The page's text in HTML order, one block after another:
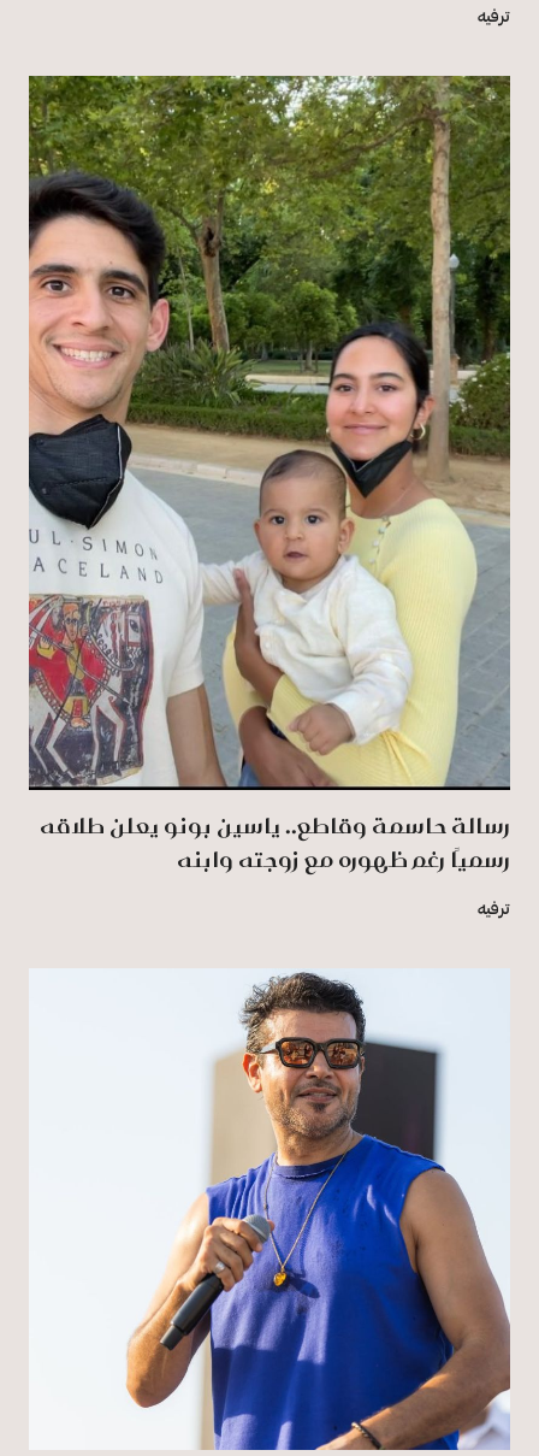
ترفيه
رسالة حاسمة وقاطع.. ياسين بونو يعلن طلاقه
رسميًا رغم ظهوره مع زوجته وابنه
ترفيه